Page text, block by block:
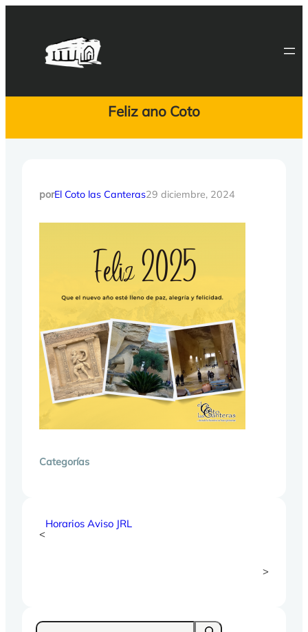
contenido
Feliz ano Coto
porEl Coto las Canteras29 diciembre, 2024
Categorías
<
Horarios Aviso JRL
>
S